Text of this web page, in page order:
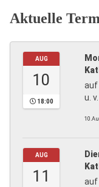
Aktuelle
AUG
10
18:00
auf
u. v.
AUG
11
auf